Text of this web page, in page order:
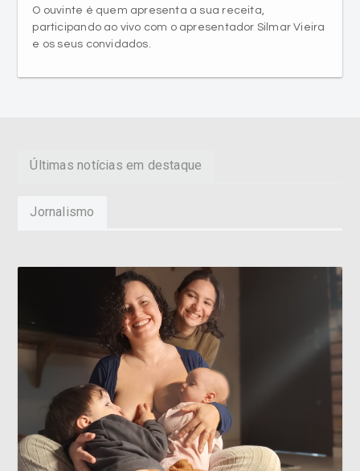
O ouvinte é quem apresenta a sua receita,
participando ao vivo com o apresentador Silmar Vieira
e os seus convidados.
Últimas notícias em destaque
Jornalismo